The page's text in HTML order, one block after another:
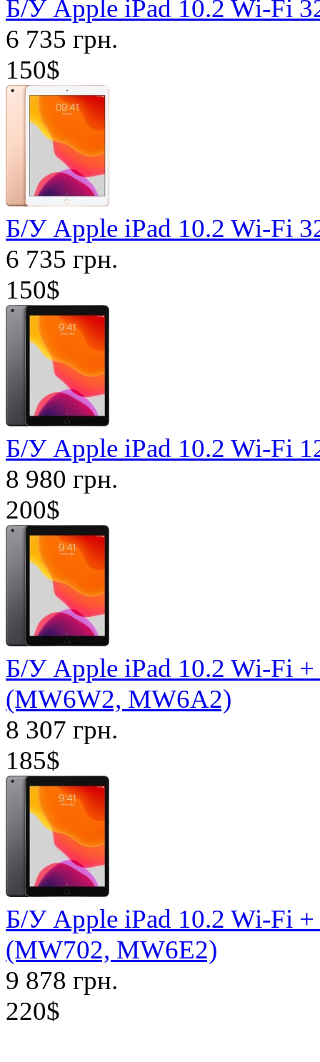
Б/У Apple iPad 10.2 Wi-Fi
6 735 грн.
150$
Б/У Apple iPad 10.2 Wi-Fi
6 735 грн.
150$
Б/У Apple iPad 10.2 Wi-Fi
8 980 грн.
200$
Б/У Apple iPad 10.2 Wi-Fi +
(MW6W2, MW6A2)
8 307 грн.
185$
Б/У Apple iPad 10.2 Wi-Fi +
(MW702, MW6E2)
9 878 грн.
220$